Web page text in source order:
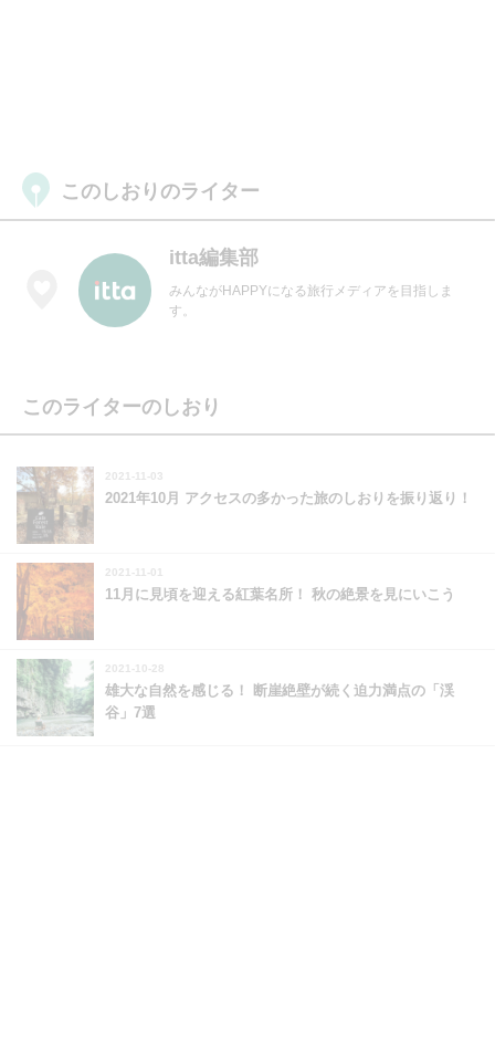
このしおりのライター
itta編集部
みんながHAPPYになる旅行メディアを目指しま
す。
このライターのしおり
2021-11-03
2021年10月 アクセスの多かった旅のしおりを振り返り！
2021-11-01
11月に見頃を迎える紅葉名所！ 秋の絶景を見にいこう
2021-10-28
雄大な自然を感じる！ 断崖絶壁が続く迫力満点の「渓
谷」7選